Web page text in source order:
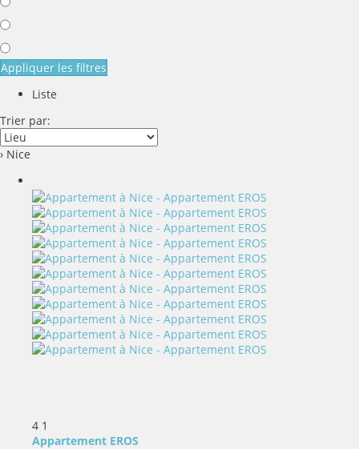
Appliquer les filtres
Liste
Trier par:
› Nice
4 1
Appartement EROS